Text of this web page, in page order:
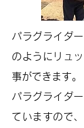
パラグライダ
のようにリュ
事ができます。
パラグライダ
ていますので